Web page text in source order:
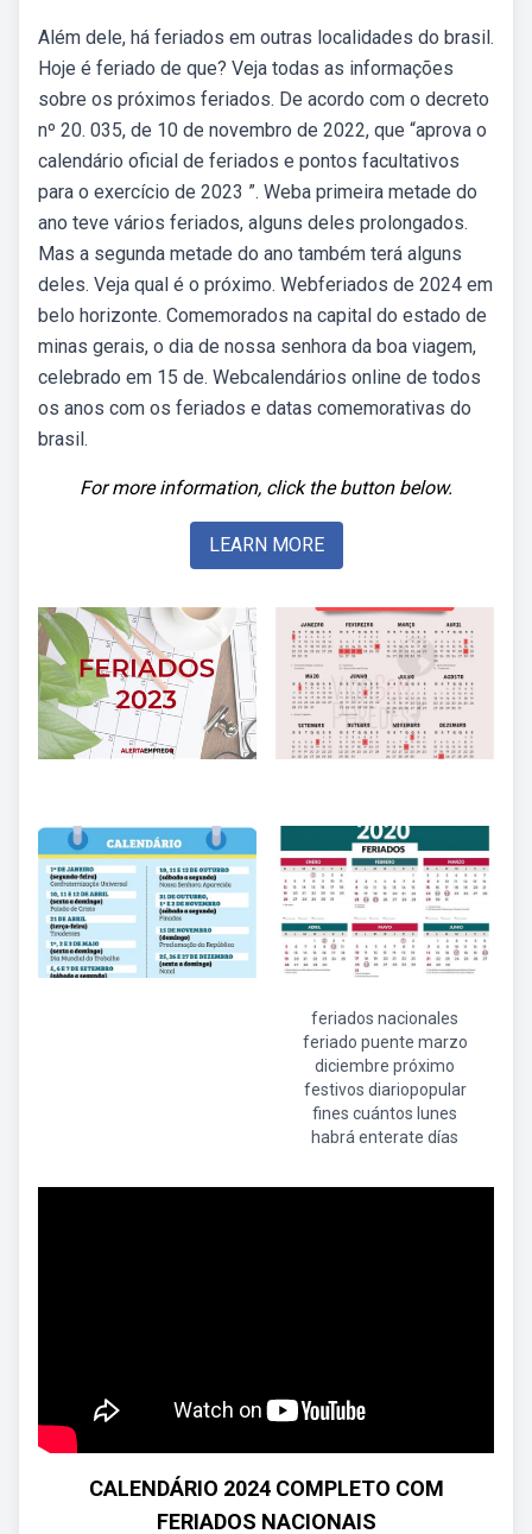
Além dele, há feriados em outras localidades do brasil.
Hoje é feriado de que? Veja todas as informações
sobre os próximos feriados. De acordo com o decreto
nº 20. 035, de 10 de novembro de 2022, que “aprova o
calendário oficial de feriados e pontos facultativos
para o exercício de 2023 ”. Weba primeira metade do
ano teve vários feriados, alguns deles prolongados.
Mas a segunda metade do ano também terá alguns
deles. Veja qual é o próximo. Webferiados de 2024 em
belo horizonte. Comemorados na capital do estado de
minas gerais, o dia de nossa senhora da boa viagem,
celebrado em 15 de. Webcalendários online de todos
os anos com os feriados e datas comemorativas do
brasil.
For more information, click the button below.
LEARN MORE
feriados nacionales
feriado puente marzo
diciembre próximo
festivos diariopopular
fines cuántos lunes
habrá enterate días
CALENDÁRIO 2024 COMPLETO COM
FERIADOS NACIONAIS